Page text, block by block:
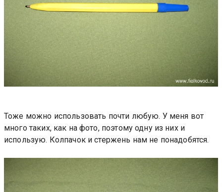
Тоже можно использовать почти любую. У меня вот
много таких, как на фото, поэтому одну из них и
использую. Колпачок и стержень нам не понадобятся.